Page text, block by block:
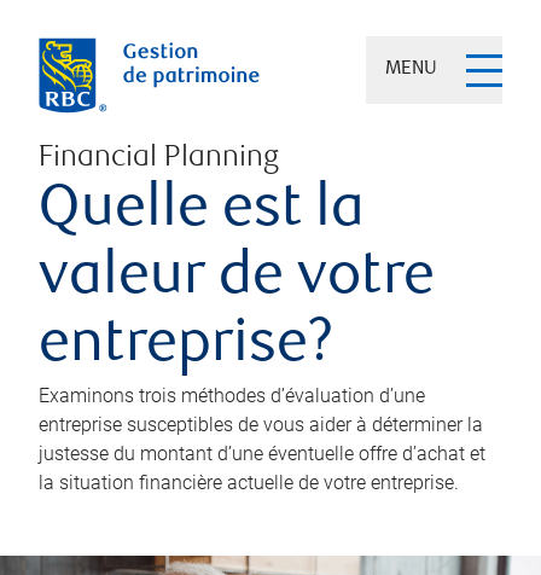
MENU
Financial Planning
Quelle est la
valeur de votre
entreprise?
Examinons trois méthodes d’évaluation d’une
entreprise susceptibles de vous aider à déterminer la
justesse du montant d’une éventuelle offre d’achat et
la situation financière actuelle de votre entreprise.